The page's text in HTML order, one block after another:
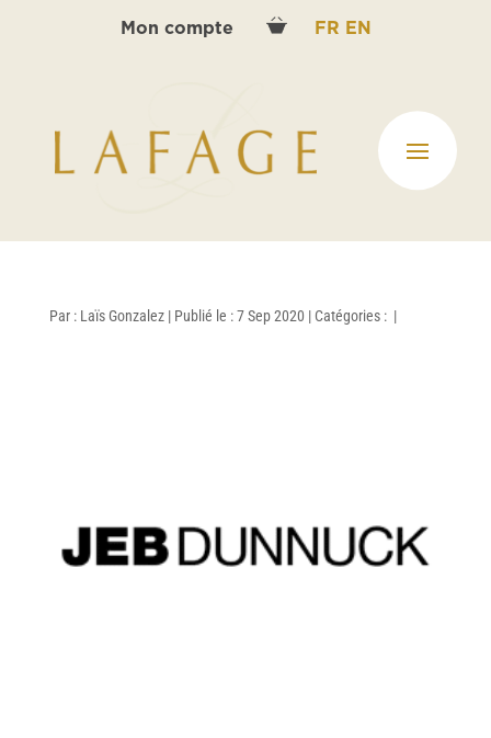
Mon compte FR EN
Par : Laïs Gonzalez | Publié le : 7 Sep 2020 | Catégories : |